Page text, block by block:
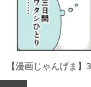
【漫画じゃんげま